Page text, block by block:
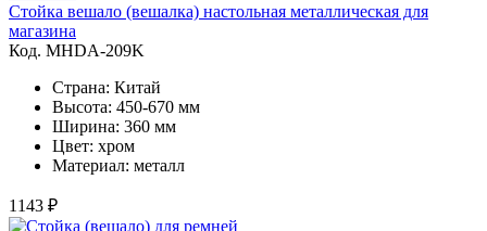
Стойка вешало (вешалка) настольная металлическая для
магазина
Код. MHDA-209K
Страна: Китай
Высота: 450-670 мм
Ширина: 360 мм
Цвет: хром
Материал: металл
1143 ₽